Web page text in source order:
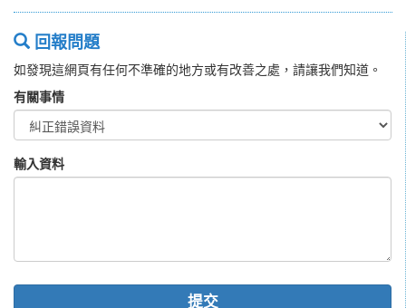
回報問題
如發現這網頁有任何不準確的地方或有改善之處，請讓我們知道。
有關事情
輸入資料
提交